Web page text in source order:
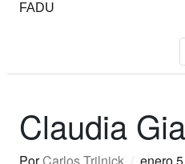
FADU
Claudia